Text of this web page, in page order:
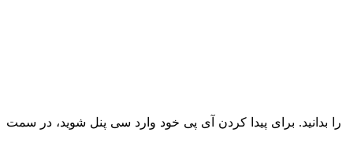
بدانید. برای پیدا کردن آی پی خود وارد سی پنل شوید، در سمت